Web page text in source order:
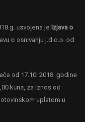
usvojena je Izjava o
o osnivanju j.d.o.o. od
od 17.10. 2018. godine
kuna, za iznos od
uplatom u